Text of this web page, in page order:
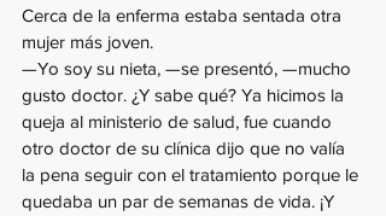
Cerca de la enferma estaba sentada otra
mujer más joven.
—Yo soy su nieta, —se presentó, —mucho
gusto doctor. ¿Y sabe qué? Ya hicimos la
queja al ministerio de salud, fue cuando
otro doctor de su clínica dijo que no valía
la pena seguir con el tratamiento porque le
quedaba un par de semanas de vida. ¡Y